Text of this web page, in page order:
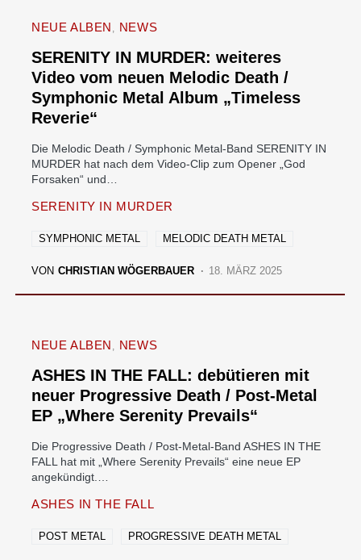
NEUE ALBEN NEWS
SERENITY IN MURDER: weiteres
Video vom neuen Melodic Death /
Symphonic Metal Album „Timeless
Reverie“
Die Melodic Death / Symphonic Metal-Band SERENITY IN
MURDER hat nach dem Video-Clip zum Opener „God
Forsaken“ und…
SERENITY IN MURDER
SYMPHONIC METAL MELODIC DEATH METAL
VON CHRISTIAN WÖGERBAUER 18. MÄRZ 2025
NEUE ALBEN NEWS
ASHES IN THE FALL: debütieren mit
neuer Progressive Death / Post-Metal
EP „Where Serenity Prevails“
Die Progressive Death / Post-Metal-Band ASHES IN THE
FALL hat mit „Where Serenity Prevails“ eine neue EP
angekündigt.…
ASHES IN THE FALL
POST METAL PROGRESSIVE DEATH METAL